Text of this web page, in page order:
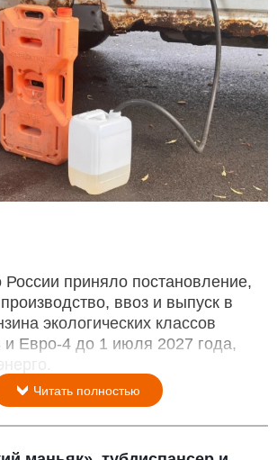
России приняло постановление,
ввоз и выпуск в
экологических классов
Евро-4 до 1 июля 2027 года,
Читать полностью